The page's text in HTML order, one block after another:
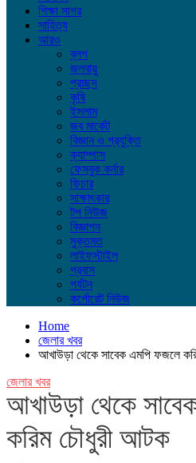
শিক্ষা সাগর
সাহিত্য
আরও
ব্লগ
জলবায়ু
প্রচ্ছদ
কৃষি
ইসলাম
জব মার্কেট
বিজ্ঞান ও প্রযুক্তি
ক্যাম্পাস
ফেসবুক কর্নার
ফিচার
সাক্ষাৎকার
টপ নিউজ
বিজ্ঞাপন
মুক্তমত
লাইফস্টাইল
প্রবাস
পর্যটন
কর্পোরেট নিউজ
Home
জেলার খবর
আখাউড়া থেকে সাবেক এমপি ফজলে
জেলার খবর
আখাউড়া থেকে
করিম চৌধুরী আটক